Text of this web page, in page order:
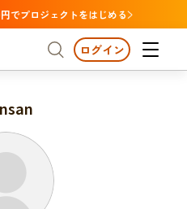
でプロジェクトをはじめる
注目
支援金額が多い
支援人数が多い
い
い
ログイン